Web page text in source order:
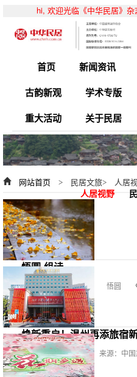
hi, 欢迎光临《中华民居》
首页 新闻资讯
古韵新观
学术专版
重大活动
关于民居
网站首页 > 民居文旅> 人居
人居视野
悟圆-组诗
2026-04-10 悟圆
焕新重启！温州再添旅宿
2025-04-13 来源：中国